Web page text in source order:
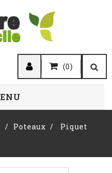
(0)
Poteaux
Piquet